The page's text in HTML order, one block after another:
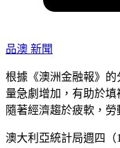
品澳 新聞
根據《澳洲金融報》
量急劇增加，有助於填
隨著經濟趨於疲軟，
澳大利亞統計局週四（